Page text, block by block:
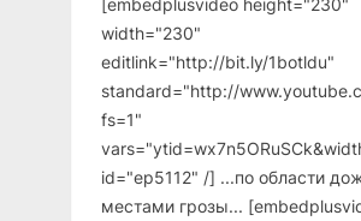
width="230"
editlink="http://bit.ly/1botldu"
standard="http://
fs=1"
id="ep5112" /] ...по области
местами грозы...